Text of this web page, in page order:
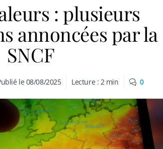
: plusieurs
annoncées par la
SNCF
le08/08/2025 Lecture : 2 min 0